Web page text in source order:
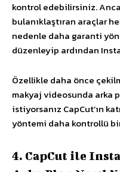
kontrol edebilirsiniz.
bulanıklaştıran araçlar
nedenle daha garanti
düzenleyip ardından
Özellikle daha önce
makyaj videosunda arka
istiyorsanız CapCut’ın
yöntemi daha kontrollü
4. CapCut ile